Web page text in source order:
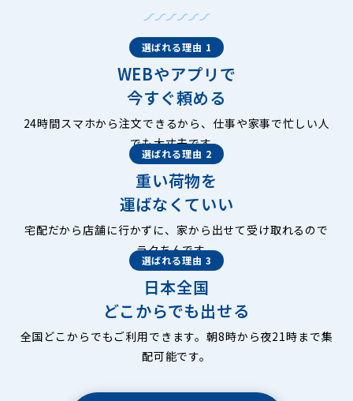
選ばれる理由 1
WEBやアプリで
今すぐ頼める
24時間スマホから注文できるから、仕事や家事で忙しい人
でも大丈夫です。
選ばれる理由 2
重い荷物を
運ばなくていい
宅配だから店舗に行かずに、家から出せて受け取れるので
ラクちんです。
選ばれる理由 3
日本全国
どこからでも出せる
全国どこからでもご利用できます。朝8時から夜21時まで集
配可能です。